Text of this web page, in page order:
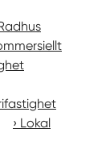
Lokal